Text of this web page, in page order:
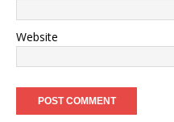
Website